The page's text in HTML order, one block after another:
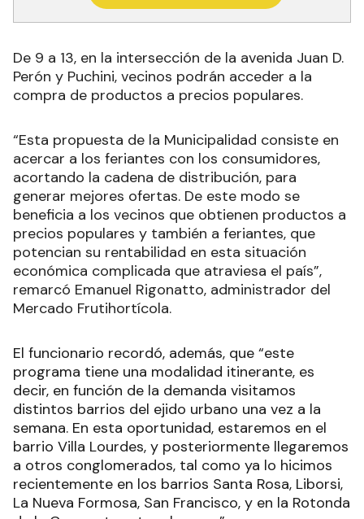
De 9 a 13, en la intersección de la avenida Juan D.
Perón y Puchini, vecinos podrán acceder a la
compra de productos a precios populares.
“Esta propuesta de la Municipalidad consiste en
acercar a los feriantes con los consumidores,
acortando la cadena de distribución, para
generar mejores ofertas. De este modo se
beneficia a los vecinos que obtienen productos a
precios populares y también a feriantes, que
potencian su rentabilidad en esta situación
económica complicada que atraviesa el país”,
remarcó Emanuel Rigonatto, administrador del
Mercado Frutihortícola.
El funcionario recordó, además, que “este
programa tiene una modalidad itinerante, es
decir, en función de la demanda visitamos
distintos barrios del ejido urbano una vez a la
semana. En esta oportunidad, estaremos en el
barrio Villa Lourdes, y posteriormente llegaremos
a otros conglomerados, tal como ya lo hicimos
recientemente en los barrios Santa Rosa, Liborsi,
La Nueva Formosa, San Francisco, y en la Rotonda